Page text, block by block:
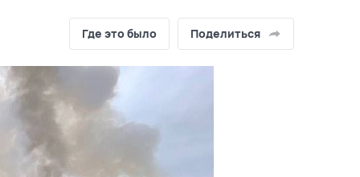
Где это было Поделиться